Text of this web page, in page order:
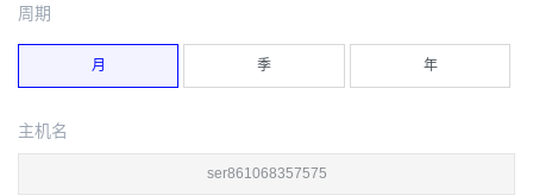
周期
月 季 年
主机名